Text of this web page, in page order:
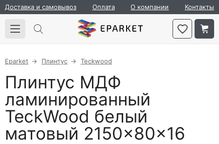
Доставка и самовывоз Оплата О компании Контакты
Eparket Плинтус Teckwood
Плинтус МДФ
ламинированный
TeckWood белый
матовый 2150×80×16